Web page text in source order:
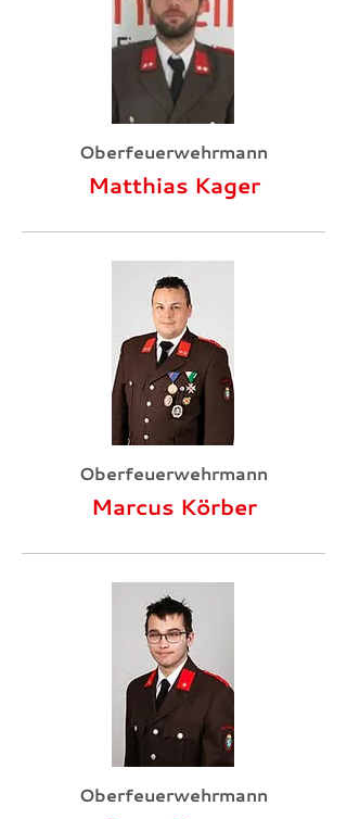
Oberfeuerwehrmann
Matthias Kager
Oberfeuerwehrmann
Marcus Körber
Oberfeuerwehrmann